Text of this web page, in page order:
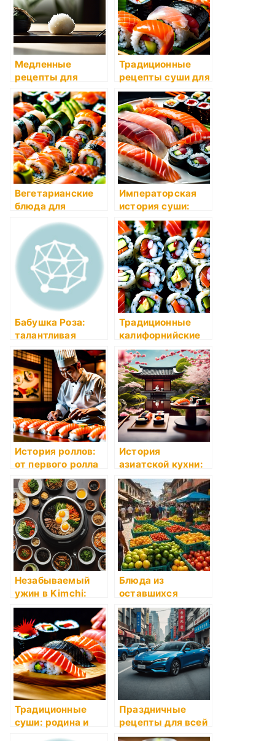
Медленные
рецепты для
мультиварки
Традиционные
рецепты суши для
начинающих
Вегетарианские
блюда для
Императорская
история суши:
роскошь на
тарелке
Бабушка Роза:
талантливая
кулинарная
история
Традиционные
калифорнийские
роллы в стиле
суши: вкус
японской кухни со
знакомыми
ингредиентами
История роллов:
от первого ролла
до мировой
популярности
История
азиатской кухни:
влияние на
развитие суши
Незабываемый
ужин в Kimchi:
лучшие блюда
корейской кухни
Блюда из
оставшихся
продуктов
Традиционные
суши: родина и
Праздничные
рецепты для всей
семьи